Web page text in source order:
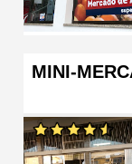
MINI-